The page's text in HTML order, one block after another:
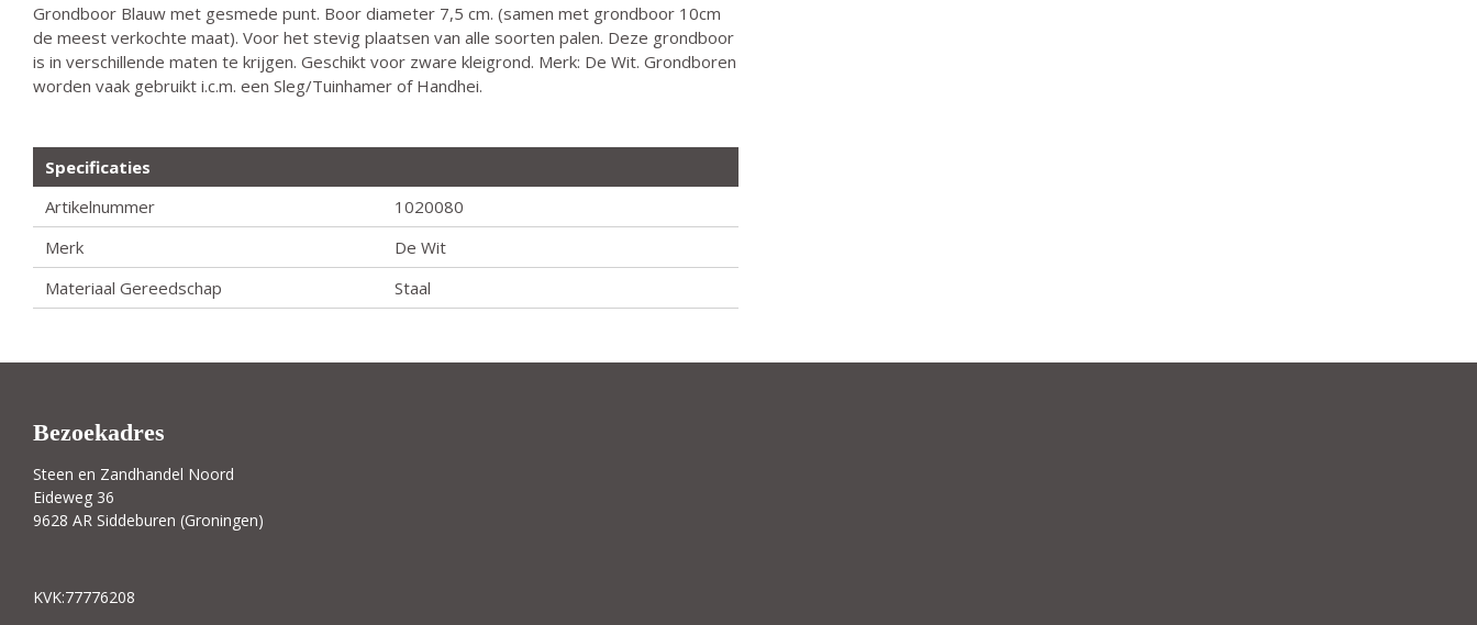
Grondboor Blauw met gesmede punt. Boor diameter 7,5 cm. (samen met grondboor 10cm
de meest verkochte maat). Voor het stevig plaatsen van alle soorten palen. Deze grondboor
is in verschillende maten te krijgen. Geschikt voor zware kleigrond. Merk: De Wit. Grondboren
worden vaak gebruikt i.c.m. een Sleg/Tuinhamer of Handhei.
Specificaties
Artikelnummer
1020080
Merk
De Wit
Materiaal Gereedschap
Staal
Bezoekadres
Steen en Zandhandel Noord
Eideweg 36
9628 AR Siddeburen (Groningen)
KVK:77776208